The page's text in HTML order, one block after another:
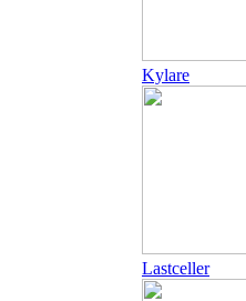
Kylare
Lastceller